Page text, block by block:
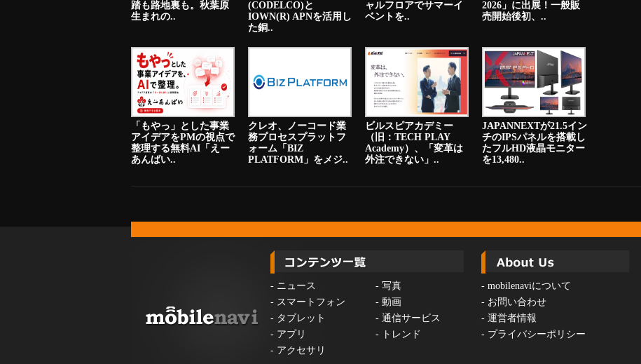
踏も路地裏も。秋葉原
生まれの..
(CODELCO)と
IOWN(R) APNを活用し
た銅..
ャルフロアでサマーイ
ベントを..
2026」に出展！一般販
売開始後初、..
「もやっ」とした事業
アイデアをPMの視点で
整理する無料AI「えー
あんばい..
クレオ、ノーコード業
務プロセスプラットフ
ォーム「BIZ
PLATFORM」をメジ..
ビルスピアカデミー
（旧：TECH PLAY
Academy）、「変革は
外注できない」..
JAPANNEXTが21.5イン
チのIPSパネルを搭載し
たフルHD液晶モニター
を13,480..
- ニュース - 写真
- スマートフォン - 動画
- タブレット - 通信サービス
- アプリ -
トレンド
- アクセサリ
- mobilenaviについて
- お問い合わせ
- 運営者情報
- プライバシーポリシー